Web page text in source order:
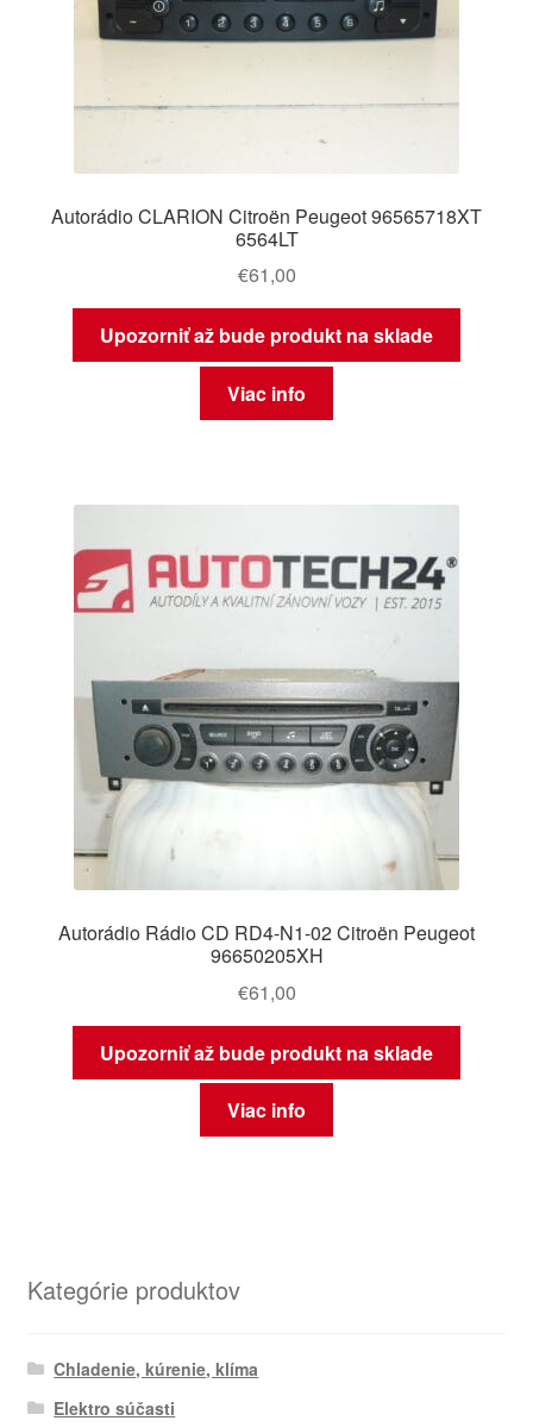
Autorádio CLARION Citroën Peugeot 96565718XT
6564LT
€61,00
Upozorniť až bude produkt na sklade
Viac info
Autorádio Rádio CD RD4-N1-02 Citroën Peugeot
96650205XH
€61,00
Upozorniť až bude produkt na sklade
Viac info
Kategórie produktov
Chladenie, kúrenie, klíma
Elektro súčasti